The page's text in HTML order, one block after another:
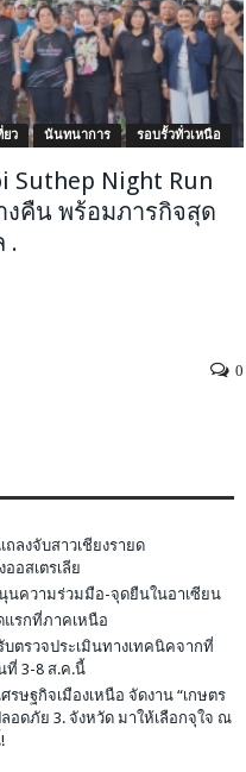
ยว นันทนาการ รอบรั้วทั่วเหนือ
Suthep Night Run
งคืน พร้อมภารกิจสุด
.
0
ลงจับสาวเชียงรายด
อสเตรเลีย
นความร่วมมือ-จุดยืนในอาเซียน
แรกที่ภาคเหนือ
ตรวจประเมินทางเทคนิคจากที่
3-8 ส.ค.นี้
ษฐกิจเมืองเหนือ จัดงาน “เกษตร
อดภัย 3. จังหวัด มาให้เลือกจุใจ ณ